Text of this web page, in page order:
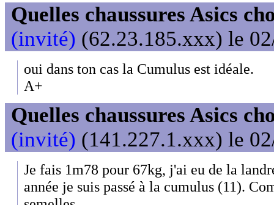
Quelles chaussures Asics
(invité) (62.23.185.xxx) le
oui dans ton cas la Cumulus est idéale.
A+
Quelles chaussures Asics
(invité) (141.227.1.xxx) le
Je fais 1m78 pour 67kg, j'ai eu de la
année je suis passé à la cumulus (11).